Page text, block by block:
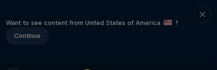
Want to see content from United States of America
?
Continue